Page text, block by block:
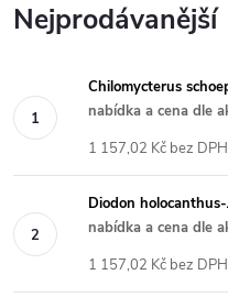
Nejprodávanější
Chilomycterus
nabídka a cena dle
1 157,02 Kč bez DPH
Diodon
nabídka a cena dle
1 157,02 Kč bez DPH